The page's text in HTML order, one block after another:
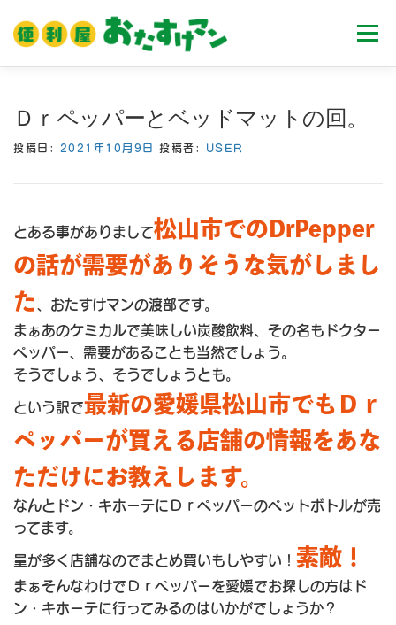
メニ
Ｄｒペッパーとベッドマットの回。
投稿日: 2021年10月9日 投稿者: USER
とある事がありまして松山市でのDrPepper
の話が需要がありそうな気がしまし
た
、おたすけマンの渡部です。
まぁあのケミカルで美味しい炭酸飲料、その名もドクター
ペッパー、需要があることも当然でしょう。
そうでしょう、そうでしょうとも。
という訳で最新の愛媛県松山市でもＤｒ
ペッパーが買える店舗の情報をあな
ただけにお教えします。
なんとドン・キホーテにＤｒペッパーのペットボトルが売
ってます。
量が多く店舗なのでまとめ買いもしやすい！ 素敵！
まぁそんなわけでＤｒペッパーを愛媛でお探しの方はド
ン・キホーテに行ってみるのはいかがでしょうか？